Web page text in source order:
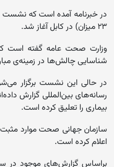
در خبرنامه آمده است که نشست
۲۳ میزان) در کابل آغاز شد.
وزارت صحت عامه گفته است
شناسایی چالش‌ها در زمینه‌ی
در حالی این نشست برگزار
رسانه‌های بین‌المللی گزارش
بیماری را تعلیق کرده است.
اعلام کرده است.